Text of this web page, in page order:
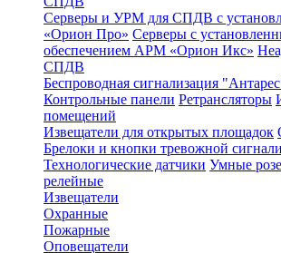
Серверы и УРМ для СПДВ с
«Орион Про» Серверы с
обеспечением АРМ «Орион Икс»
СПДВ
Беспроводная сигнализация
Контрольные панели Ретрансляторы
помещений
Извещатели для открытых площадок
Брелоки и кнопки тревожной
Технологические датчики Умные
релейные
Извещатели
Охранные
Пожарные
Оповещатели